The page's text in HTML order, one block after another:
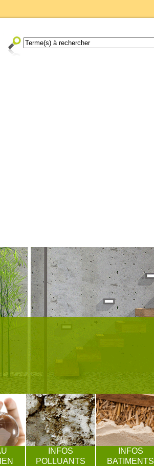
INFOS
POLLUANTS
INFOS
BATIMENTS